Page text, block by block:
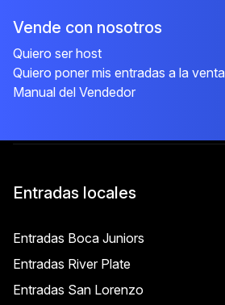
Vende con nosotros
Quiero ser host
Quiero poner mis entradas a la venta
Manual del Vendedor
Entradas locales
Entradas Boca Juniors
Entradas River Plate
Entradas San Lorenzo